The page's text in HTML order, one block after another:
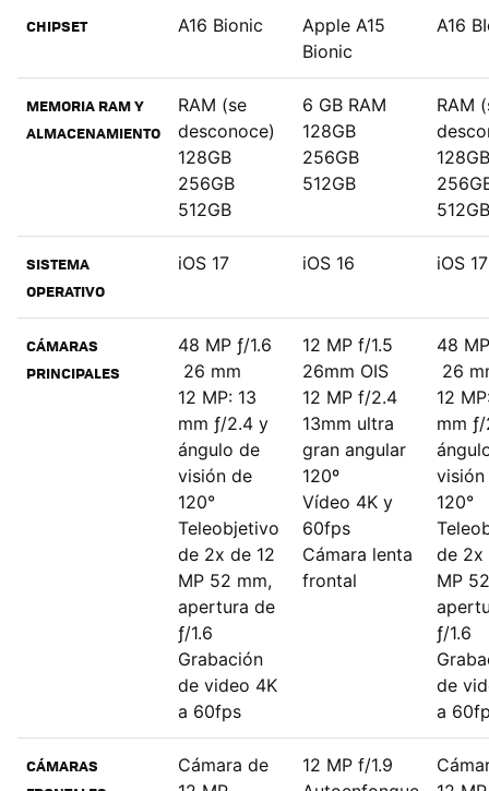
CHIPSET A16 Bionic
Apple A15
Bionic
A16
MEMORIA RAM Y
ALMACENAMIENTO
RAM (se
desconoce)
128GB
256GB
512GB
6 GB RAM
128GB
256GB
512GB
RAM
128GB
512GB
SISTEMA
OPERATIVO
iOS 17 iOS 16 iOS 17
CÁMARAS
PRINCIPALES
48 MP ƒ/1.6
26 mm
12 MP: 13
mm ƒ/2.4 y
ángulo de
visión de
120°
Teleobjetivo
de 2x de 12
MP 52 mm,
apertura de
ƒ/1.6
Grabación
de video 4K
a 60fps
12 MP f/1.5
26mm OIS
12 MP f/2.4
13mm ultra
gran angular
120º
Vídeo 4K y
60fps
Cámara lenta
frontal
48
26
12
mm
visión
120°
de 2x
MP
ƒ/1.6
de
a
CÁMARAS
Cámara de
12 MP f/1.9